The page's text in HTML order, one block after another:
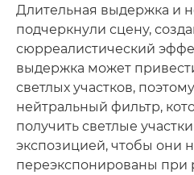
Длительная выдержка и
подчеркнули сцену,
сюрреалистический
выдержка может
светлых участков,
нейтральный фильтр,
получить светлые
экспозицией, чтобы они
переэкспонированы при